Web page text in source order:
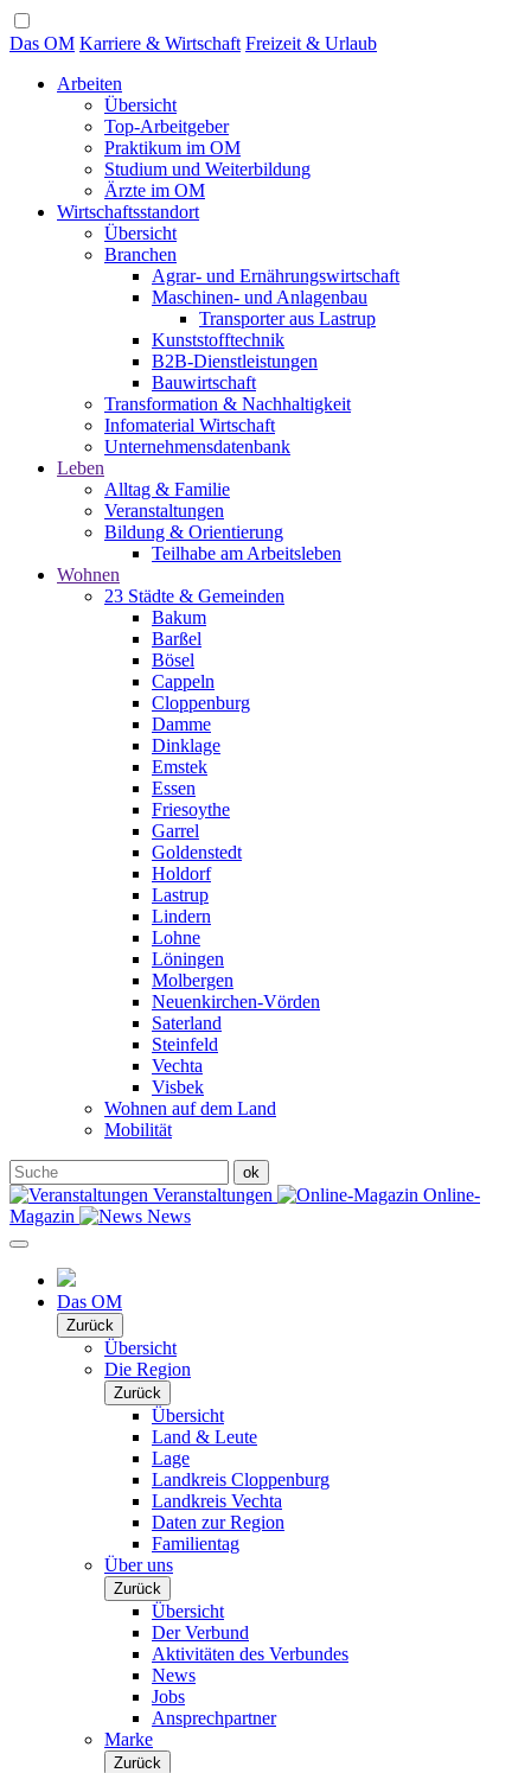
Das OM Karriere & Wirtschaft Freizeit & Urlaub
Arbeiten
Übersicht
Top-Arbeitgeber
Praktikum im OM
Studium und Weiterbildung
Ärzte im OM
Wirtschaftsstandort
Übersicht
Branchen
Agrar- und Ernährungswirtschaft
Maschinen- und Anlagenbau
Transporter aus Lastrup
Kunststofftechnik
B2B-Dienstleistungen
Bauwirtschaft
Transformation & Nachhaltigkeit
Infomaterial Wirtschaft
Unternehmensdatenbank
Leben
Alltag & Familie
Veranstaltungen
Bildung & Orientierung
Teilhabe am Arbeitsleben
Wohnen
23 Städte & Gemeinden
Bakum
Barßel
Bösel
Cappeln
Cloppenburg
Damme
Dinklage
Emstek
Essen
Friesoythe
Garrel
Goldenstedt
Holdorf
Lastrup
Lindern
Lohne
Löningen
Molbergen
Neuenkirchen-Vörden
Saterland
Steinfeld
Vechta
Visbek
Wohnen auf dem Land
Mobilität
Veranstaltungen
Online-
Magazin
News
Das OM
Zurück
Übersicht
Die Region
Zurück
Übersicht
Land & Leute
Lage
Landkreis Cloppenburg
Landkreis Vechta
Daten zur Region
Familientag
Über uns
Zurück
Übersicht
Der Verbund
Aktivitäten des Verbundes
News
Jobs
Ansprechpartner
Marke
Zurück